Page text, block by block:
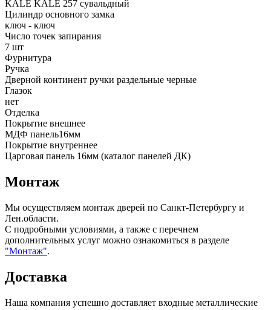
KALE KALE 257 сувальдный
Цилиндр основного замка
ключ - ключ
Число точек запирания
7 шт
Фурнитура
Ручка
Дверной континент ручки раздельные черные
Глазок
нет
Отделка
Покрытие внешнее
МДФ панель16мм
Покрытие внутреннее
Царговая панель 16мм (каталог панелей ДК)
Монтаж
Мы осуществляем монтаж дверей по Санкт-Петербургу и
Лен.области.
С подробными условиями, а также с перечнем
дополнительных услуг можно ознакомиться в разделе
"Монтаж".
Доставка
Наша компания успешно доставляет входные металлические